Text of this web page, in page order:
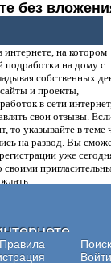
без
на котором
подработки на дому с
собственных
и проекты,
в сети
свои отзывы.
то указывайте в теме
на развод. Вы
уже
своими
Правила
Поиск
Войти